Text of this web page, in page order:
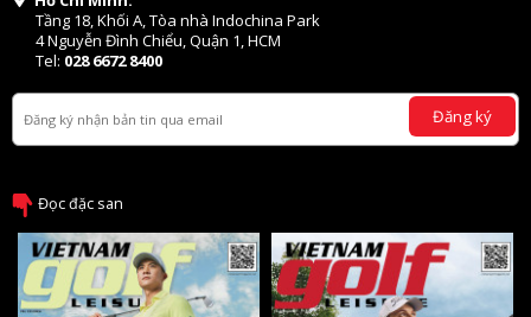
Tầng 18, Khối A, Tòa nhà Indochina Park
4 Nguyễn Đình Chiểu, Quận 1, HCM
Tel: 028 6672 8400
Đăng ký
Đọc đặc san